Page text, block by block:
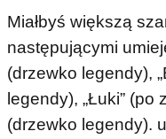
Miałbyś większą
następującymi
(drzewko legendy),
legendy), „Łuki”
(drzewko legendy).